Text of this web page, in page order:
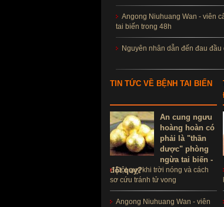
Angong Niuhuang Wan - viên
tai biến trong 48h
Nguyên nhân dẫn đến đau đầu
TIN TỨC VỀ BỆNH TAI BIẾN
An cung ngưu
hoàng hoàn có
phải là "thần
dược" phòng
ngừa tai biến -
đột quỵ?
Đột quỵ khi trời nóng và cách
sơ cứu tránh tử vong
Angong Niuhuang Wan - viên